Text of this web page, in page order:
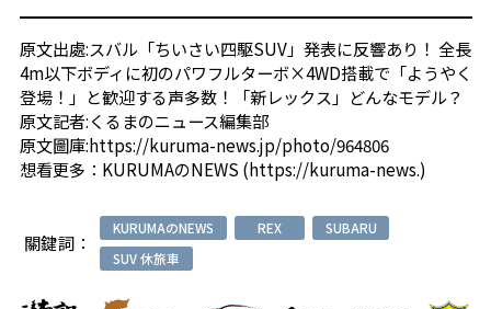
原文出處:スバル「ちいさい四駆SUV」発表に反響あり！ 全長
4m以下ボディに初のパワフルターボ×4WD搭載で「ようやく
登場！」と歓迎する声多数！「新レックス」どんなモデル？
原文記者:くるまのニュース編集部
原文圖庫:https://kuruma-news.jp/photo/964806
想看更多： KURUMAのNEWS (https://kuruma-news.)
關鍵詞：
KURUMAのNEWS REX
SUBARU
SUV 休旅車